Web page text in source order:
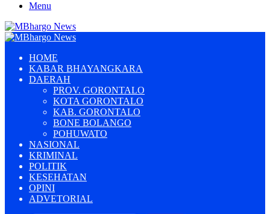
Menu
HOME
KABAR BHAYANGKARA
DAERAH
PROV. GORONTALO
KOTA GORONTALO
KAB. GORONTALO
BONE BOLANGO
POHUWATO
NASIONAL
KRIMINAL
POLITIK
KESEHATAN
OPINI
ADVETORIAL